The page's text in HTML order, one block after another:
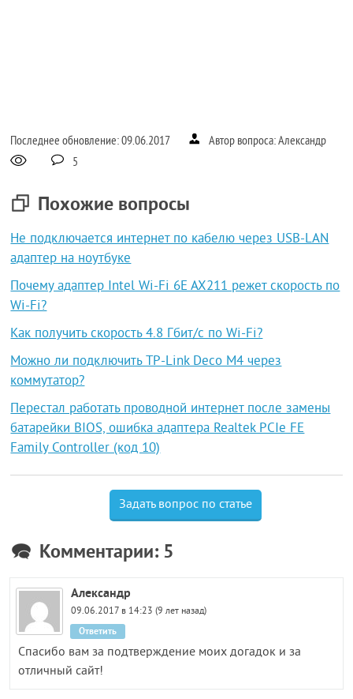
Последнее обновление: 09.06.2017
Автор вопроса: Александр
5
Похожие вопросы
Не подключается интернет по кабелю через USB-LAN
адаптер на ноутбуке
Почему адаптер Intel Wi-Fi 6E AX211 режет скорость по
Wi-Fi?
Как получить скорость 4.8 Гбит/с по Wi-Fi?
Можно ли подключить TP-Link Deco M4 через
коммутатор?
Перестал работать проводной интернет после замены
батарейки BIOS, ошибка адаптера Realtek PCIe FE
Family Controller (код 10)
Задать вопрос по статье
Комментарии: 5
Александр
09.06.2017 в 14:23 (9 лет назад)
Спасибо вам за подтверждение моих догадок и за
отличный сайт!
Ответить